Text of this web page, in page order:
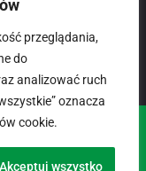
przeglądania,
do
analizować ruch
oznacza
cookie.
Akceptuj wszystko
przez: